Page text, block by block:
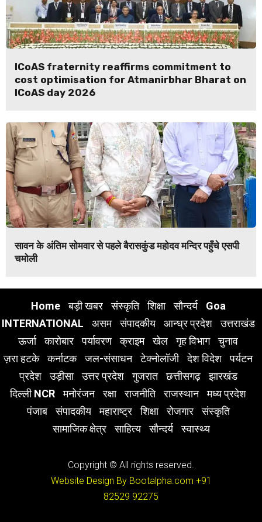
ICoAS fraternity reaffirms commitment to
cost optimisation for Atmanirbhar Bharat on
ICoAS day 2026
सावन के अंतिम सोमवार से पहले बैरासकुंड महोदव मन्दिर पहुँचे एसपी
चमोली
Home बड़ी खबर संस्कृति शिक्षा सौन्दर्य
Goa
INTERNATIONAL
असम संपादकीय आन्ध्र प्रदेश
उत्तराखंड
ऊर्जा
कारोबार पर्यावरण क्राइम खेल गृह विभाग
चुनाव
ज़रा हटके
कर्नाटक जल-संसाधन टेक्नोलॉजी देश विदेश
पर्यटन
प्रदेश
उड़ीसा उत्तर प्रदेश गुजरात छत्तीसगढ़
झारखंड
दिल्ली NCR
मनोरंजन रक्षा राजनीति राजस्थान
मध्य प्रदेश
पंजाब
संपादकीय महाराष्ट्र शिक्षा रोजगार
संस्कृति
सामाजिक क्षेत्र
साहित्य सौन्दर्य स्वास्थ्य
Copyright © All rights reserved.
Website Design By Bootalpha.com +91
82529 92275